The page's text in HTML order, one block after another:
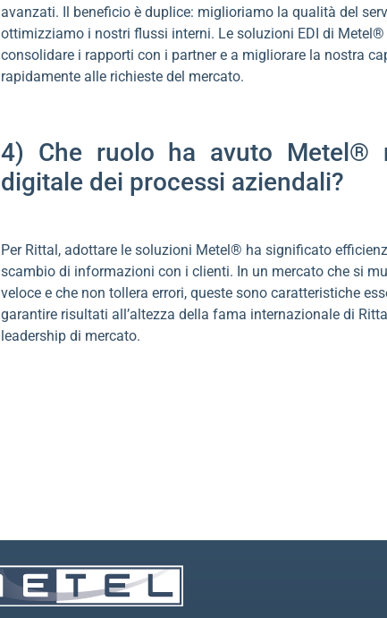
avanzati. Il beneficio è duplice: miglioriamo la qualità del
ottimizziamo i nostri flussi interni. Le soluzioni EDI di
consolidare i rapporti con i partner e a migliorare la nostra
rapidamente alle richieste del mercato.
4) Che ruolo ha avuto Metel®
digitale dei processi aziendali?
Per Rittal, adottare le soluzioni Metel® ha significato
scambio di informazioni con i clienti. In un mercato che si
veloce e che non tollera errori, queste sono caratteristiche
garantire risultati all’altezza della fama internazionale di
leadership di mercato.